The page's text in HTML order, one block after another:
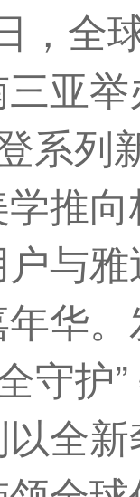
，全
亚
系列
推
与
华
守护
全